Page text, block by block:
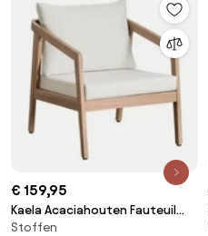
€ 159,95
Kaela Acaciahouten Fauteuil
Lichte Acaciekleur & Stof
Stoffen